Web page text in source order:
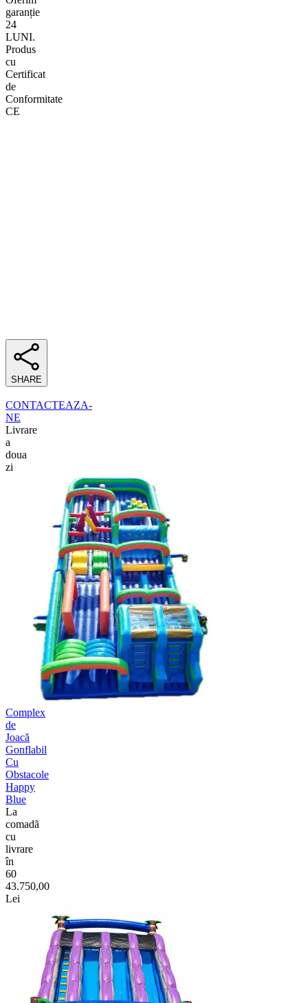
garanție
24
LUNI.
Produs
cu
Certificat
de
Conformitate
CE
SHARE
CONTACTEAZA-
NE
Livrare
a
doua
zi
Complex
de
Joacă
Gonflabil
Cu
Obstacole
Happy
Blue
La
comadã
cu
livrare
în
60
43.750,00
Lei